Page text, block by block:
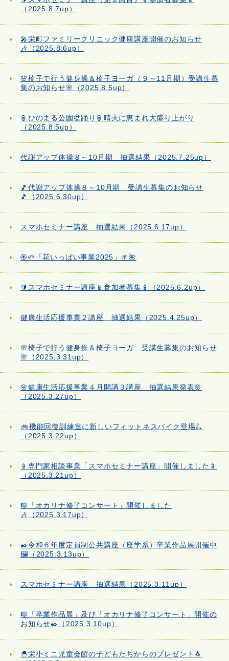
（2025.8.7up）
🎤栄町ファミリークリニック健康講座開催のお知らせ
🎶（2025.8.6up）
🌸椅子で行う健身操＆椅子ヨーガ（９～11月期）受講生募
集のお知らせ🌸（2025.8.5up）
🏮ひのまる公園盆踊り🏮晴天に恵まれ大盛り上がり
（2025.8.5up）
代謝アップ体操８～10月期 抽選結果（2025.7.25up）
🎵代謝アップ体操８～10月期 受講生募集のお知らせ
🎵（2025.6.30up）
スマホセミナー講座 抽選結果（2025.6.17up）
🏵️🌱「花いっぱい事業2025」🌱🌺
🔰スマホセミナー講座📱参加者募集📱（2025.6.2up）
健康生活応援事業２講座 抽選結果（2025.4.25up）
🌸椅子で行う健身操＆椅子ヨーガ 受講生募集のお知らせ
🌸（2025.3.31up）
🌸健康生活応援事業４月開講３講座 抽選結果発表🌸
（2025.3.27up）
🚲機能回復訓練室に新しいフィットネスバイク登場🛴
（2025.3.22up）
📱専門家相談事業「スマホセミナー講座」開催しました📱
（2025.3.21up）
🎼「オカリナ修了コンサート」開催しました
🎶（2025.3.17up）
✒️令和６年度定員制公共講座（座学系）卒業作品展開催中
🖼️（2025.3.13up）
スマホセミナー講座 抽選結果（2025.3.11up）
🎼「卒業作品展」及び「オカリナ修了コンサート」開催の
お知らせ✒️（2025.3.10up）
🐣栄小ミニ児童会館の子どもたちからのプレゼント🐧